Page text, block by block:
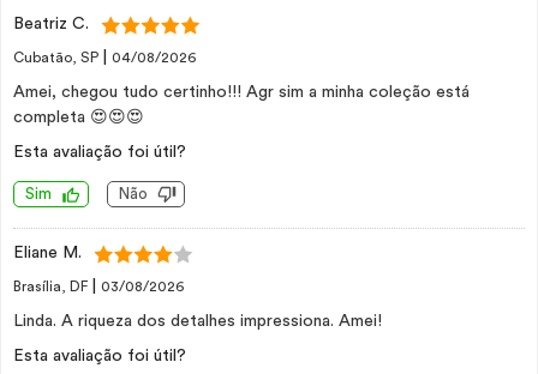
Beatriz C.
Cubatão, SP 04/08/2026
Amei, chegou tudo certinho!!! Agr sim a minha coleção está
completa 😍😍😍
Esta avaliação foi útil?
Sim Não
Eliane M.
Brasília, DF 03/08/2026
Linda. A riqueza dos detalhes impressiona. Amei!
Esta avaliação foi útil?